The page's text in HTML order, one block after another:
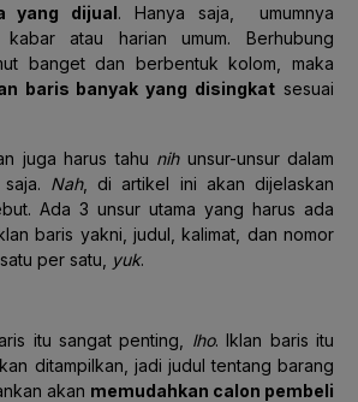
yang dijual. Hanya saja, umumnya
atau harian umum. Berhubung
banget dan berbentuk kolom, maka
baris banyak yang disingkat sesuai
juga harus tahu nihunsur-unsur dalam
Nah, di artikel ini akan dijelaskan
Ada 3 unsur utama yang harus ada
baris yakni, judul, kalimat, dan nomor
per satu,
yuk.
itu sangat penting, lho. Iklan baris itu
ditampilkan, jadi judul tentang barang
akan memudahkan calon pembeli